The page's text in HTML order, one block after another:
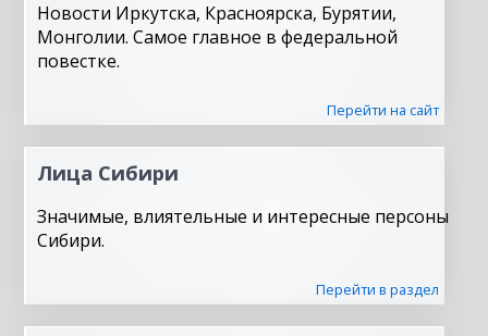
Новости Иркутска, Красноярска, Бурятии,
Монголии. Самое главное в федеральной
повестке.
Перейти на сайт
Лица Сибири
Значимые, влиятельные и интересные персоны
Сибири.
Перейти в раздел